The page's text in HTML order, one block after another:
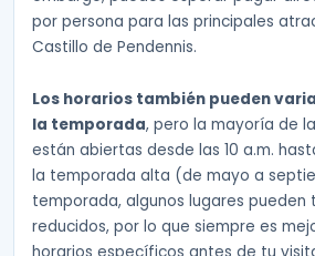
por persona para las principales
Castillo de Pendennis.
Los horarios también pueden
la temporada, pero la mayoría de
están abiertas desde las 10 a.m.
la temporada alta (de mayo a
temporada, algunos lugares pueden
reducidos, por lo que siempre es